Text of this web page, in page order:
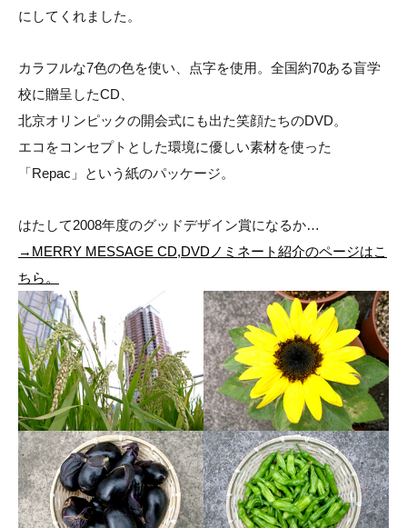
にしてくれました。
カラフルな7色の色を使い、点字を使用。全国約70ある盲学
校に贈呈したCD、
北京オリンピックの開会式にも出た笑顔たちのDVD。
エコをコンセプトとした環境に優しい素材を使った
「Repac」という紙のパッケージ。
はたして2008年度のグッドデザイン賞になるか…
→MERRY MESSAGE CD,DVDノミネート紹介のページはこ
ちら。